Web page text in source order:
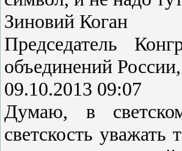
Зиновий Коган
Председатель
объединений
09.10.2013 09:07
Думаю, в
светскость